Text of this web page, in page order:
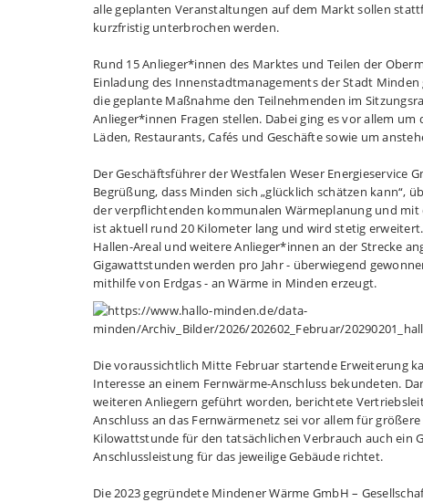
alle geplanten Veranstaltungen auf dem Markt sollen
kurzfristig unterbrochen werden.
Rund 15 Anlieger*innen des Marktes und Teilen der
Einladung des Innenstadtmanagements der Stadt
die geplante Maßnahme den Teilnehmenden im
Anlieger*innen Fragen stellen. Dabei ging es vor allem
Läden, Restaurants, Cafés und Geschäfte sowie um
Der Geschäftsführer der Westfalen Weser Energieservice
Begrüßung, dass Minden sich „glücklich schätzen kann“,
der verpflichtenden kommunalen Wärmeplanung und mit
ist aktuell rund 20 Kilometer lang und wird stetig
Hallen-Areal und weitere Anlieger*innen an der Strecke
Gigawattstunden werden pro Jahr - überwiegend
mithilfe von Erdgas - an Wärme in Minden erzeugt.
Die voraussichtlich Mitte Februar startende Erweiterung
Interesse an einem Fernwärme-Anschluss bekundeten.
weiteren Anliegern geführt worden, berichtete
Anschluss an das Fernwärmenetz sei vor allem für
Kilowattstunde für den tatsächlichen Verbrauch auch ein
Anschlussleistung für das jeweilige Gebäude richtet.
Die 2023 gegründete Mindener Wärme GmbH –